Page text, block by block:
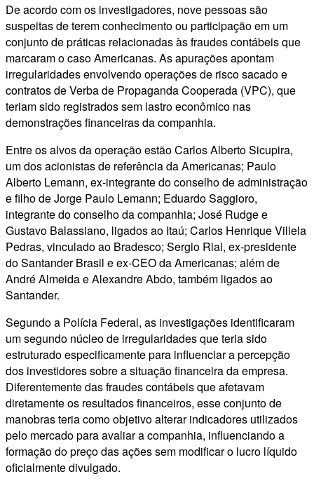
De acordo com os investigadores, nove pessoas são
suspeitas de terem conhecimento ou participação em um
conjunto de práticas relacionadas às fraudes contábeis que
marcaram o caso Americanas. As apurações apontam
irregularidades envolvendo operações de risco sacado e
contratos de Verba de Propaganda Cooperada (VPC), que
teriam sido registrados sem lastro econômico nas
demonstrações financeiras da companhia.
Entre os alvos da operação estão Carlos Alberto Sicupira,
um dos acionistas de referência da Americanas; Paulo
Alberto Lemann, ex-integrante do conselho de administração
e filho de Jorge Paulo Lemann; Eduardo Saggioro,
integrante do conselho da companhia; José Rudge e
Gustavo Balassiano, ligados ao Itaú; Carlos Henrique Villela
Pedras, vinculado ao Bradesco; Sergio Rial, ex-presidente
do Santander Brasil e ex-CEO da Americanas; além de
André Almeida e Alexandre Abdo, também ligados ao
Santander.
Segundo a Polícia Federal, as investigações identificaram
um segundo núcleo de irregularidades que teria sido
estruturado especificamente para influenciar a percepção
dos investidores sobre a situação financeira da empresa.
Diferentemente das fraudes contábeis que afetavam
diretamente os resultados financeiros, esse conjunto de
manobras teria como objetivo alterar indicadores utilizados
pelo mercado para avaliar a companhia, influenciando a
formação do preço das ações sem modificar o lucro líquido
oficialmente divulgado.